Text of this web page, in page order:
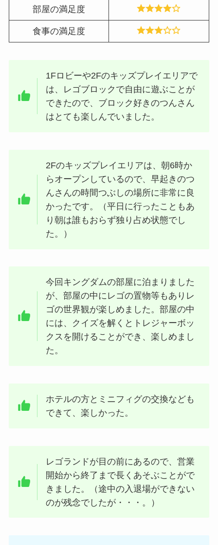
部屋の満足度
食事の満足度
1Fロビーや2Fのキッズプレイエリアで
は、レゴブロックで自由に遊ぶことが
できたので、ブロック好きのつんさん
はとても楽しんでいました。
2Fのキッズプレイエリアは、朝6時か
らオープンしているので、早起きのつ
んさんの時間つぶしの場所に非常に良
かったです。（平日に行ったこともあ
り朝は誰もおらず独り占め状態でし
た。）
今回キングダムの部屋に泊まりました
が、部屋の中にレゴの置物等もありレ
ゴの世界観が楽しめました。部屋の中
には、クイズを解くとトレジャーボッ
クスを開けることができ、楽しめまし
た。
ホテルの方とミニフィグの交換なども
できて、楽しかった。
レゴランドが目の前にあるので、営業
開始から終了まで長くあそぶことがで
きました。（途中の入退場ができない
のが残念でしたが・・・。）